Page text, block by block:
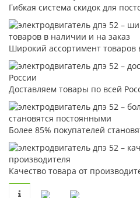
Гибкая система скидок для
Широкий ассортимент товаров
Доставляем товары по всей
Более 85% покупателей
Качество товара от